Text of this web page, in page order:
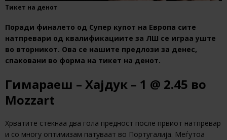
Тикет на денот
Поради финалето од Супер купот на Европа сите
натпревари од квалификациите за ЛШ се играа уште
во вторникот. Ова се нашите предлози за денес,
спаковани во форма на тикет на денот.
Гимараеш – Хајдук – 1 @ 2.45 во
Mozzart
Хрватите стекнаа два гола предност после првиот натпревар
и со многу оптимизам патуваат во Португалија. Меѓутоа